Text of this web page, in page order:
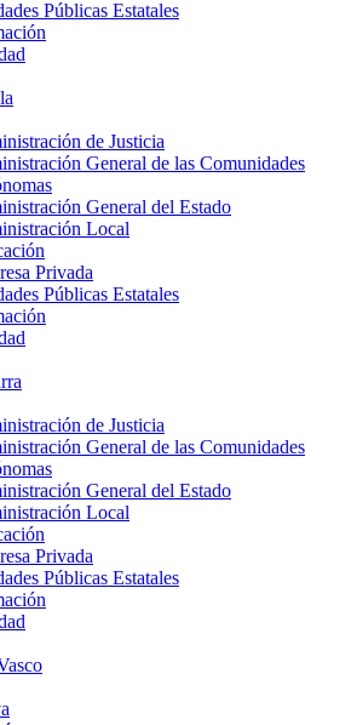
Públicas Estatales
de Justicia
General de las Comunidades
General del Estado
Local
Privada
Públicas Estatales
de Justicia
General de las Comunidades
General del Estado
Local
Privada
Públicas Estatales